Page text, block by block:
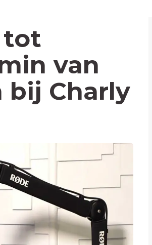
tot
van
bij Charly